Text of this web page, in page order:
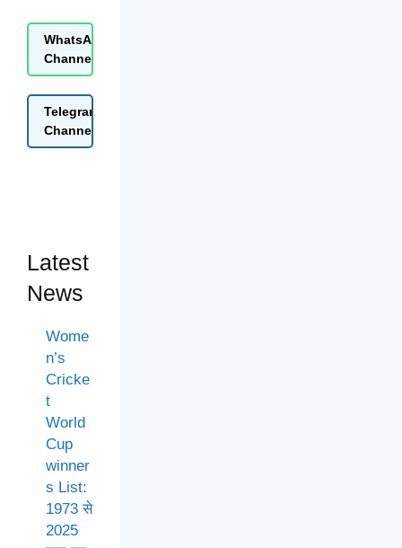
WhatsApp
Channel
Telegram
Channel
Latest
News
Wome
n’s
Cricke
t
World
Cup
winner
s List:
1973 से
2025